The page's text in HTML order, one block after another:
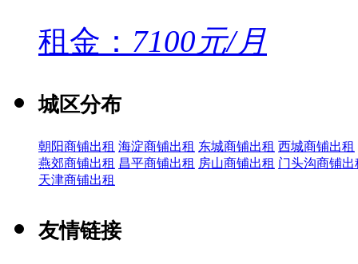
租金： 7100元/月
城区分布
朝阳商铺出租 海淀商铺出租 东城商铺出租 西城商铺出租
燕郊商铺出租 昌平商铺出租 房山商铺出租 门头沟商铺出
天津商铺出租
友情链接